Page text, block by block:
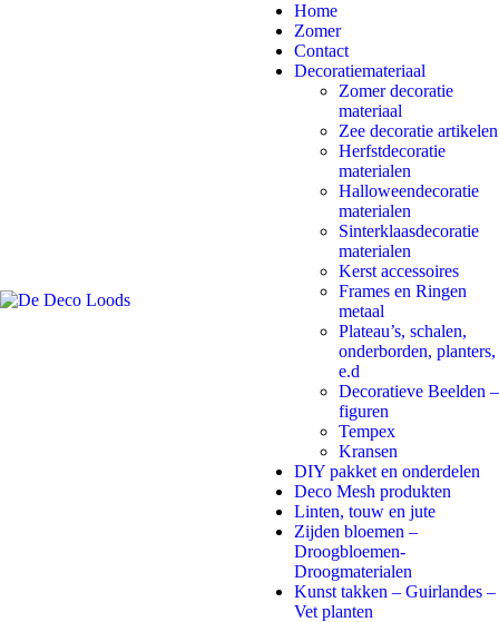
Home
Zomer
Contact
Decoratiemateriaal
Zomer decoratie
materiaal
Zee decoratie artikelen
Herfstdecoratie
materialen
Halloweendecoratie
materialen
Sinterklaasdecoratie
materialen
Kerst accessoires
Frames en Ringen
metaal
Plateau’s, schalen,
onderborden, planters,
e.d
Decoratieve Beelden –
figuren
Tempex
Kransen
DIY pakket en onderdelen
Deco Mesh produkten
Linten, touw en jute
Zijden bloemen –
Droogbloemen-
Droogmaterialen
Kunst takken – Guirlandes –
Vet planten